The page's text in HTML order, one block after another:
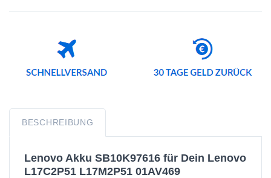
BESCHREIBUNG
Lenovo Akku SB10K97616 für Dein Lenovo
L17C2P51 L17M2P51 01AV469